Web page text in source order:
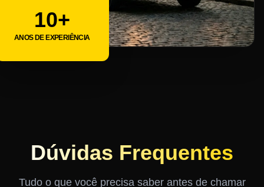
10+
ANOS DE EXPERIÊNCIA
Dúvidas Frequentes
Tudo o que você precisa saber antes de chamar